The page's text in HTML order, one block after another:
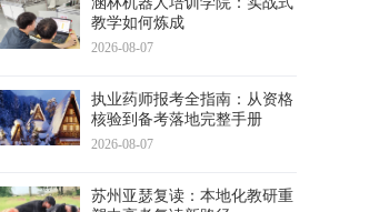
教学如何炼成
2026-08-07
执业药师报考全指南：从资格
核验到备考落地完整手册
2026-08-07
苏州亚瑟复读：本地化教研重